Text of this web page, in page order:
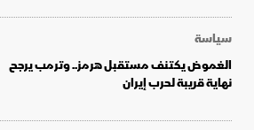
سياسة
الغموض يكتنف مستقبل هرمز.. وترمب يرجح
نهاية قريبة لحرب إيران